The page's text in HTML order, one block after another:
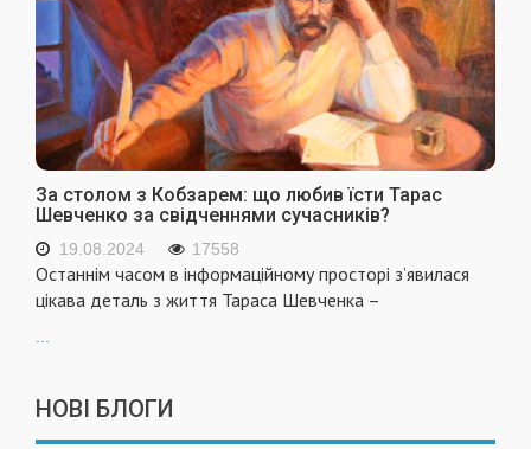
За столом з Кобзарем: що любив їсти Тарас
Шевченко за свідченнями сучасників?
19.08.2024 17558
Останнім часом в інформаційному просторі з’явилася
цікава деталь з життя Тараса Шевченка –
НОВІ БЛОГИ